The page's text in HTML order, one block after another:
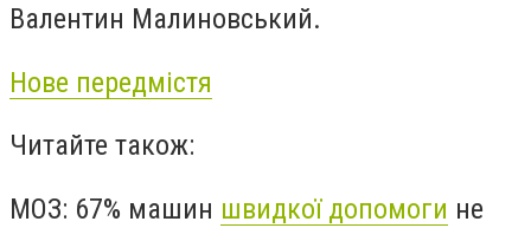
Валентин Малиновський.
Нове передмістя
Читайте також:
МОЗ: 67% машин швидкої допомоги не